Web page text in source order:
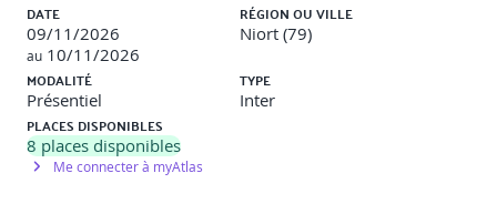
DATE
09/11/2026
au 10/11/2026
RÉGION OU VILLE
Niort (79)
MODALITÉ
Présentiel
TYPE
Inter
PLACES DISPONIBLES
8 places disponibles
Me connecter à myAtlas